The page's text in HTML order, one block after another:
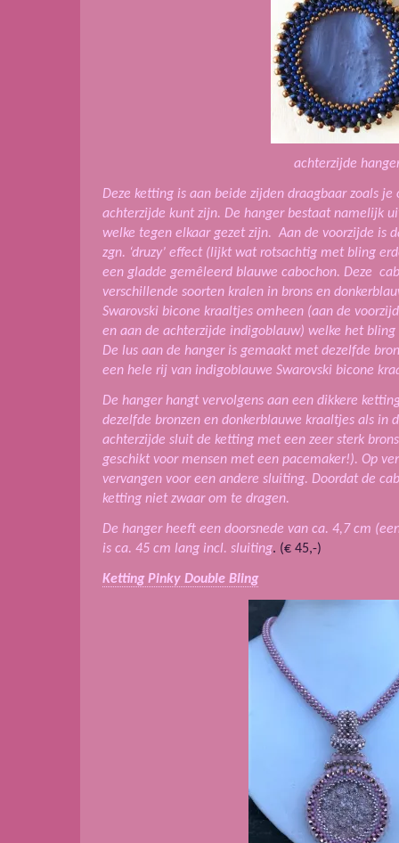
achterzijde
Deze ketting is aan beide zijden draagbaar zoals je
achterzijde kunt zijn. De hanger bestaat namelijk
welke tegen elkaar gezet zijn. Aan de voorzijde is
zgn. ‘druzy’ effect (lijkt wat rotsachtig met bling
een gladde gemêleerd blauwe cabochon. Deze
verschillende soorten kralen in brons en
Swarovski bicone kraaltjes omheen (aan de
en aan de achterzijde indigoblauw) welke het
De lus aan de hanger is gemaakt met dezelfde
een hele rij van indigoblauwe Swarovski bicone
De hanger hangt vervolgens aan een dikkere
dezelfde bronzen en donkerblauwe kraaltjes als in
achterzijde sluit de ketting met een zeer sterk
geschikt voor mensen met een pacemaker!). Op
vervangen voor een andere sluiting. Doordat de
ketting niet zwaar om te dragen.
De hanger heeft een doorsnede van ca. 4,7 cm
is ca. 45 cm lang incl. sluiting. (€ 45,-)
Ketting Pinky Double Bling